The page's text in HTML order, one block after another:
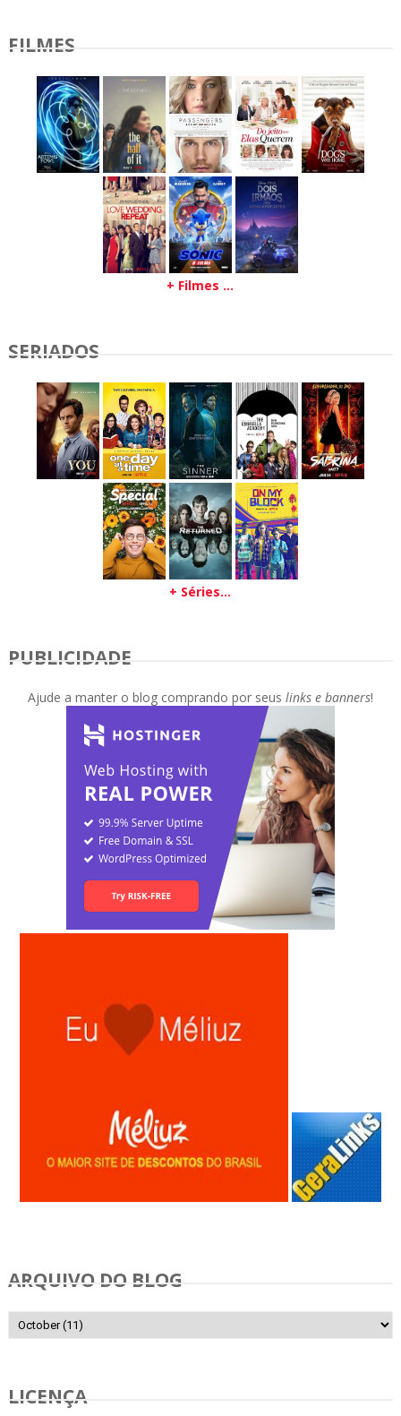
FILMES
+ Filmes ...
SERIADOS
+ Séries...
PUBLICIDADE
Ajude a manter o blog comprando por seus links e banners!
ARQUIVO DO BLOG
LICENÇA